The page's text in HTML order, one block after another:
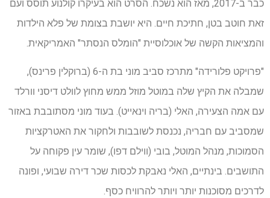
כבר ב-2017, מאז הוא נשכח. הסרט הוא בעיקרו קולנוע תוסס ועם
זאת חוטב בטן, חתיכת חיים. היא יושבת בצומת של פלא הילדות
והמציאות הקשה של אוכלוסיית "הומלס הנסתר" האמריקאית.
"פרויקט פלורידה" מתרכז סביב מוני בת ה-6 (ברוקלין פרינס),
שמבלה את הקיץ שלה במוטל מוזל ממש מחוץ לוולט דיסני וורלד
עם אמה הצעירה, האלי (בריה וינאייט). בעוד מוני מסתובבת באזור
שמסביב עם חבריה, נכנסת לשובבות ולחקור את האטרקציות
הסמוכות, מנהל המוטל, בובי (ווילם דפו), שומר עין פקוחה על
התושבים. בינתיים, האלי נאבקת לכסות שכר דירה שבועי, ופונה
לדרכים מסוכנות יותר ויותר להרוויח כסף.